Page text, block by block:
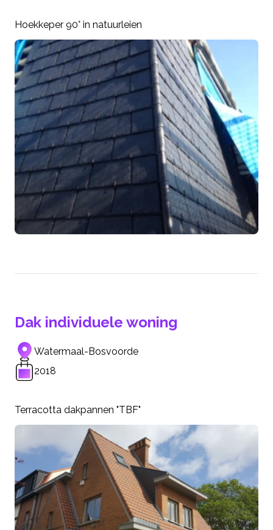
Hoekkeper 90° in natuurleien
Dak individuele woning
Watermaal-Bosvoorde
2018
Terracotta dakpannen "TBF"